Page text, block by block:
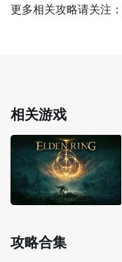
更多相关攻略请关注：
相关游戏
攻略合集